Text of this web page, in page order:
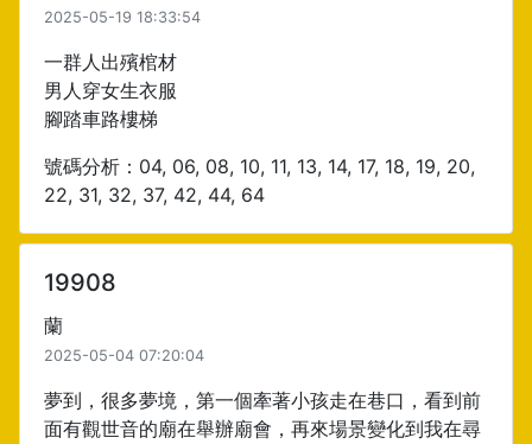
2025-05-19 18:33:54
一群人出殯棺材
男人穿女生衣服
腳踏車路樓梯
號碼分析：04, 06, 08, 10, 11, 13, 14, 17, 18, 19, 20,
22, 31, 32, 37, 42, 44, 64
19908
蘭
2025-05-04 07:20:04
夢到，很多夢境，第一個牽著小孩走在巷口，看到前
面有觀世音的廟在舉辦廟會，再來場景變化到我在尋